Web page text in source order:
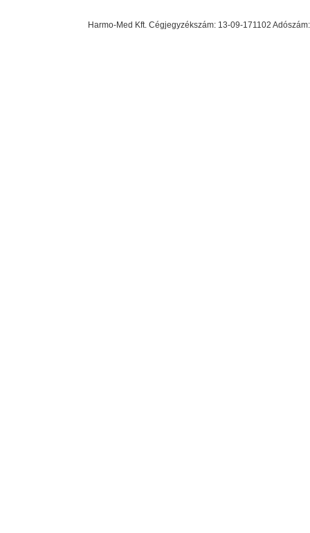
Harmo-Med Kft. Cégjegyzékszám: 13-09-171102